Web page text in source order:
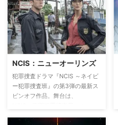
ェイソンやブロッサム家の秘密、
町に越してきたヴェロニカ・ロッ
ジの父親の裏の顔などが徐々に明
らかになっていく。
NCIS：ニューオーリンズ
犯罪捜査ドラマ『NCIS ～ネイビ
ー犯罪捜査班』の第3弾の最新ス
ピンオフ作品。舞台は、